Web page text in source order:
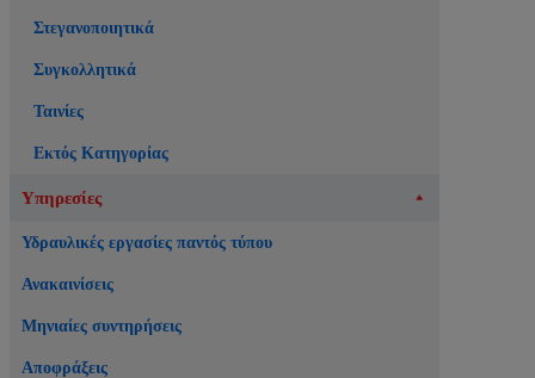
Στεγανοποιητικά
Συγκολλητικά
Ταινίες
Εκτός Κατηγορίας
Υπηρεσίες
Υδραυλικές εργασίες παντός τύπου
Ανακαινίσεις
Μηνιαίες συντηρήσεις
Αποφράξεις